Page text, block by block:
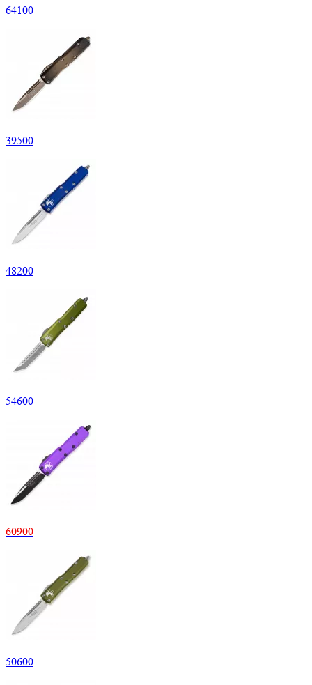
64100
39500
48200
54600
60900
50600